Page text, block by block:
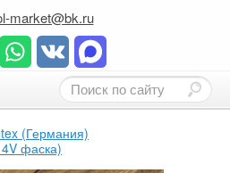
market@bk.ru
(Германия)
фаска)